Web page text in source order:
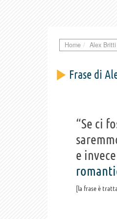
Home Alex Britti
Frase di
“Se ci
e
la frase è